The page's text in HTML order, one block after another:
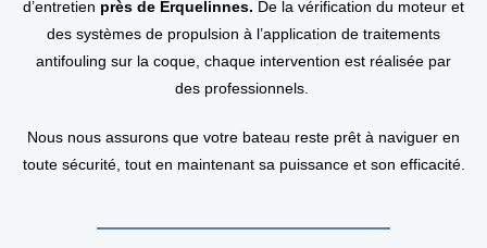
d’entretien près de Erquelinnes. De la vérification du moteur et
des systèmes de propulsion à l’application de traitements
antifouling sur la coque, chaque intervention est réalisée par
des professionnels.
Nous nous assurons que votre bateau reste prêt à naviguer en
toute sécurité, tout en maintenant sa puissance et son efficacité.